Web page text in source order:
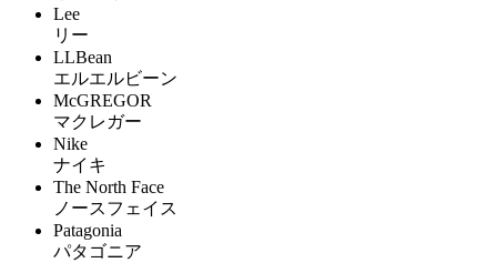
Lee
リー
LLBean
エルエルビーン
McGREGOR
マクレガー
Nike
ナイキ
The North Face
ノースフェイス
Patagonia
パタゴニア